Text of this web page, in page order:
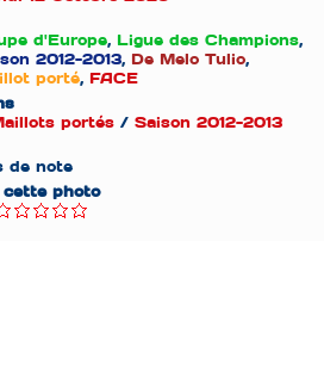
d'Europe, Ligue des Champions,
2012-2013, De Melo Tulio,
porté, FACE
portés/ Saison 2012-2013
de note
cette photo